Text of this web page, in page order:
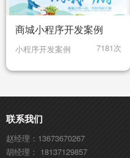
商城小程序开发案例
小程序开发案例 7181次
联系我们
赵经理：13673670267
胡经理： 18137129857